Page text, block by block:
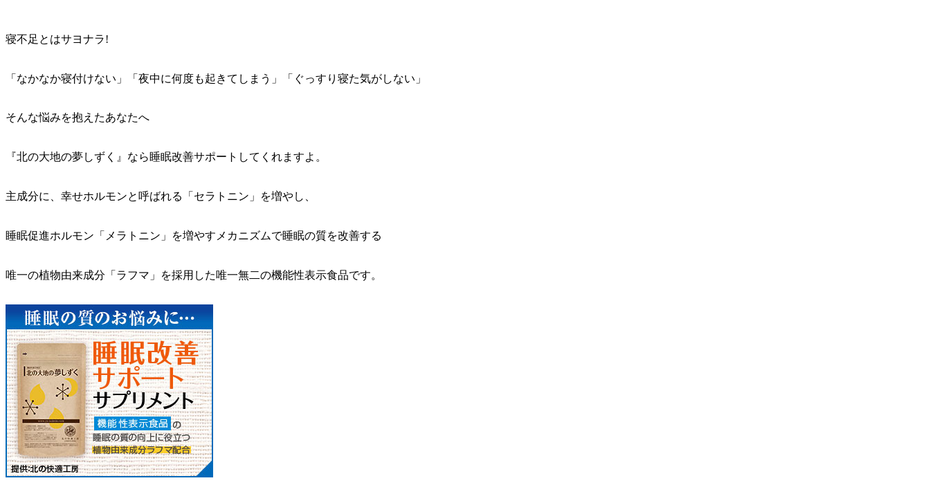
寝不足とはサヨナラ!
「なかなか寝付けない」「夜中に何度も起きてしまう」「ぐっすり寝た気がしない」
そんな悩みを抱えたあなたへ
『北の大地の夢しずく』なら睡眠改善サポート してくれますよ。
主成分に、幸せホルモンと呼ばれる「セラトニン」を増やし、
睡眠促進ホルモン「メラトニン」を増やすメカニズムで睡眠の質を改善する
唯一の植物由来成分「ラフマ」を採用した唯一無二の機能性表示食品です。